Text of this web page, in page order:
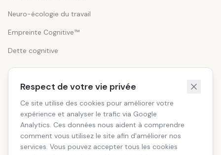
Neuro-écologie du travail
Empreinte Cognitive™
Dette cognitive
ENTREPRISE
À propos
Manifeste
Échange 30 min
Respect de votre vie privée
Ce site utilise des cookies pour améliorer votre
expérience et analyser le trafic via Google
Analytics. Ces données nous aident à comprendre
comment vous utilisez le site afin d'améliorer nos
services. Vous pouvez accepter tous les cookies